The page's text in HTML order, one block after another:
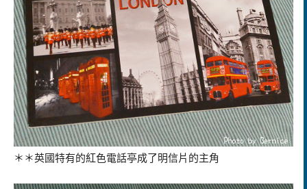
＊＊英國特有的紅色電話亭成了明信片的主角